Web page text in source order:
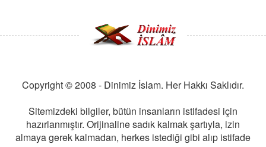
Copyright © 2008 - Dinimiz İslam. Her Hakkı Saklıdır.
Sitemizdeki bilgiler, bütün insanların istifadesi için
hazırlanmıştır. Orijinaline sadık kalmak şartıyla, izin
almaya gerek kalmadan, herkes istediği gibi alıp istifade